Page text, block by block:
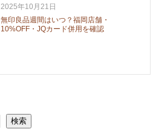
2025年10月21日
無印良品週間はいつ？福岡店舗・
10%OFF・JQカード併用を確認
検索